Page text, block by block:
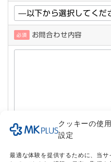
クッキーの使
設定
最適な体験を提供するために、当
必須 お問合わせ内容
内容をご確認の上、